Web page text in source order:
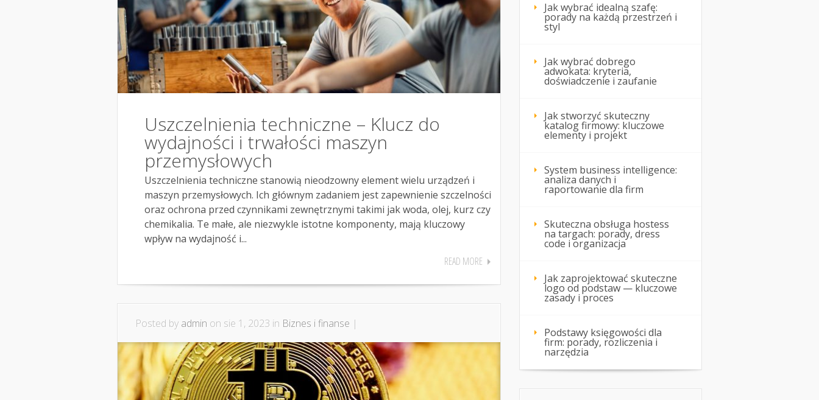
Uszczelnienia techniczne – Klucz do
wydajności i trwałości maszyn
przemysłowych
Uszczelnienia techniczne stanowią nieodzowny element wielu urządzeń i
maszyn przemysłowych. Ich głównym zadaniem jest zapewnienie szczelności
oraz ochrona przed czynnikami zewnętrznymi takimi jak woda, olej, kurz czy
chemikalia. Te małe, ale niezwykle istotne komponenty, mają kluczowy
wpływ na wydajność i...
READ MORE
Posted by admin on sie 1, 2023 in Biznes i finanse |
Jak wybrać idealną szafę:
porady na każdą przestrzeń i
styl
Jak wybrać dobrego
adwokata: kryteria,
doświadczenie i zaufanie
Jak stworzyć skuteczny
katalog firmowy: kluczowe
elementy i projekt
System business intelligence:
analiza danych i
raportowanie dla firm
Skuteczna obsługa hostess
na targach: porady, dress
code i organizacja
Jak zaprojektować skuteczne
logo od podstaw — kluczowe
zasady i proces
Podstawy księgowości dla
firm: porady, rozliczenia i
narzędzia